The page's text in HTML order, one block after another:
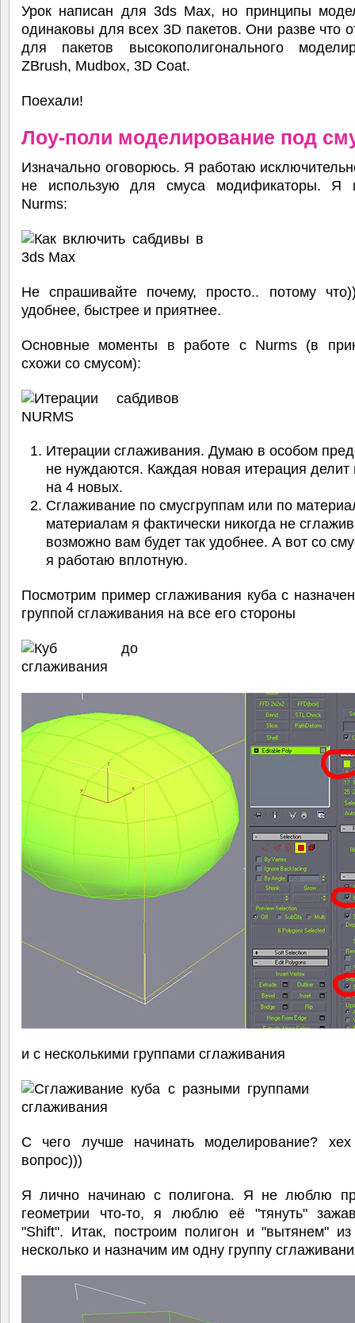
Урок написан для 3ds Max, но принципы
одинаковы для всех 3D пакетов. Они разве что
для пакетов высокополигонального
ZBrush, Mudbox, 3D Coat.
Поехали!
Лоу-поли моделирование под
Изначально оговорюсь. Я работаю
не использую для смуса модификаторы. Я
Nurms:
Не спрашивайте почему, просто.. потому
удобнее, быстрее и приятнее.
Основные моменты в работе с Nurms (в
схожи со смусом):
Итерации сглаживания. Думаю в особом
не нуждаются. Каждая новая итерация делит
на 4 новых.
Сглаживание по смусгруппам или по
материалам я фактически никогда не
возможно вам будет так удобнее. А вот со
я работаю вплотную.
Посмотрим пример сглаживания куба с
группой сглаживания на все его стороны
и с несколькими группами сглаживания
С чего лучше начинать моделирование? хех
вопрос)))
Я лично начинаю с полигона. Я не люблю
геометрии что-то, я люблю её "тянуть"
"Shift". Итак, построим полигон и "вытянем"
несколько и назначим им одну группу